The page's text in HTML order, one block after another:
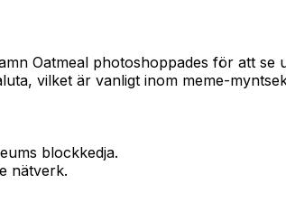
Oatmeal photoshoppades för att
vilket är vanligt inom meme-
blockkedja.
nätverk.